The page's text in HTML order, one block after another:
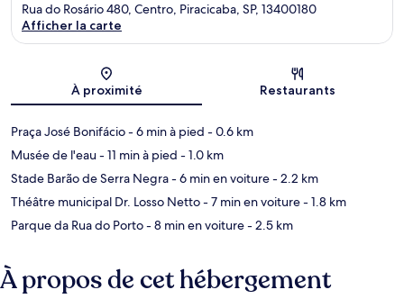
Rua do Rosário 480, Centro, Piracicaba, SP, 13400180
Afficher la carte
À proximité Restaurants
Praça José Bonifácio- 6 min à pied - 0.6 km
Musée de l'eau- 11 min à pied - 1.0 km
Stade Barão de Serra Negra- 6 min en voiture- 2.2 km
Théâtre municipal Dr. Losso Netto- 7 min en voiture- 1.8 km
Parque da Rua do Porto- 8 min en voiture- 2.5 km
À propos de cet hébergement